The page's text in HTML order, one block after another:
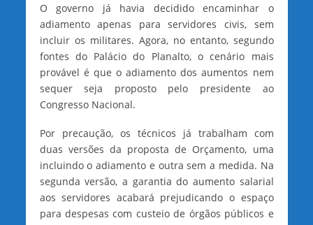
O governo já havia decidido encaminhar o
adiamento apenas para servidores civis, sem
incluir os militares. Agora, no entanto, segundo
fontes do Palácio do Planalto, o cenário mais
provável é que o adiamento dos aumentos nem
sequer seja proposto pelo presidente ao
Congresso Nacional.
Por precaução, os técnicos já trabalham com
duas versões da proposta de Orçamento, uma
incluindo o adiamento e outra sem a medida. Na
segunda versão, a garantia do aumento salarial
aos servidores acabará prejudicando o espaço
para despesas com custeio de órgãos públicos e